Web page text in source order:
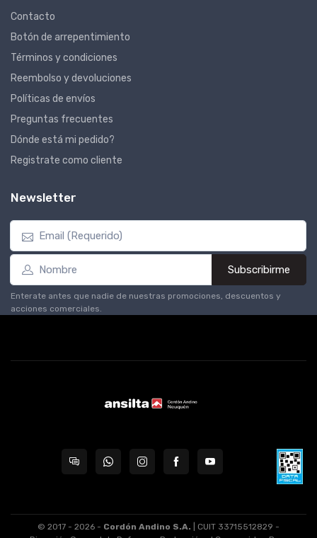
Contacto
Botón de arrepentimiento
Términos y condiciones
Reembolso y devoluciones
Políticas de envíos
Preguntas frecuentes
Dónde está mi pedido?
Registrate como cliente
Newsletter
Subscribirme
Enterate antes que nadie de nuestras promociones, descuentos y
acciones comerciales.
© 2017 - 2026 - Cordón Andino S.A. | CUIT 33715512829 -